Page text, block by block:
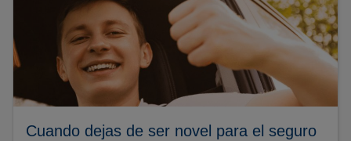
Cuando dejas de ser novel para el seguro